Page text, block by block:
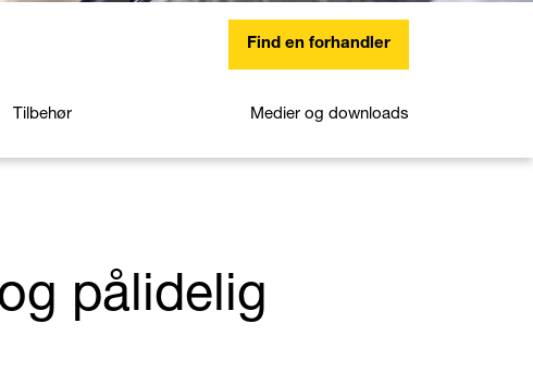
Find en forhandler
Tilbehør Medier og downloads
pålidelig